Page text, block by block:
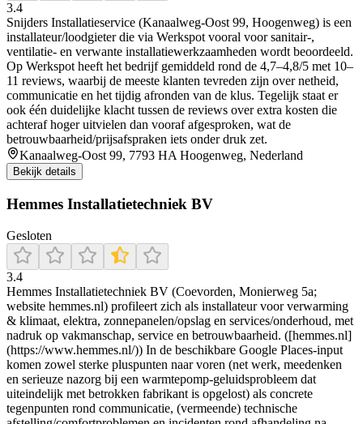
3.4
Snijders Installatieservice (Kanaalweg-Oost 99, Hoogenweg) is een
installateur/loodgieter die via Werkspot vooral voor sanitair-,
ventilatie- en verwante installatiewerkzaamheden wordt beoordeeld.
Op Werkspot heeft het bedrijf gemiddeld rond de 4,7–4,8/5 met 10–
11 reviews, waarbij de meeste klanten tevreden zijn over netheid,
communicatie en het tijdig afronden van de klus. Tegelijk staat er
ook één duidelijke klacht tussen de reviews over extra kosten die
achteraf hoger uitvielen dan vooraf afgesproken, wat de
betrouwbaarheid/prijsafspraken iets onder druk zet.
Kanaalweg-Oost 99, 7793 HA Hoogenweg, Nederland
Bekijk details
Hemmes Installatietechniek BV
Gesloten
3.4
Hemmes Installatietechniek BV (Coevorden, Monierweg 5a;
website hemmes.nl) profileert zich als installateur voor verwarming
& klimaat, elektra, zonnepanelen/opslag en services/onderhoud, met
nadruk op vakmanschap, service en betrouwbaarheid. ([hemmes.nl]
(https://www.hemmes.nl/)) In de beschikbare Google Places-input
komen zowel sterke pluspunten naar voren (net werk, meedenken
en serieuze nazorg bij een warmtepomp-geluidsprobleem dat
uiteindelijk met betrokken fabrikant is opgelost) als concrete
tegenpunten rond communicatie, (vermeende) technische